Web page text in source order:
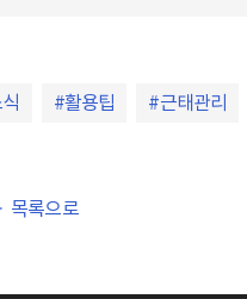
활용팁 근태관리
목록으로